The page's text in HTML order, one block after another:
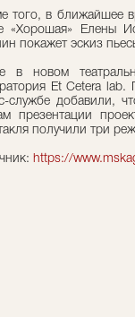
того, в ближайшее
«Хорошая» Елены
покажет эскиз
в новом
Et Cetera lab.
службе добавили,
презентации
получили три
https://